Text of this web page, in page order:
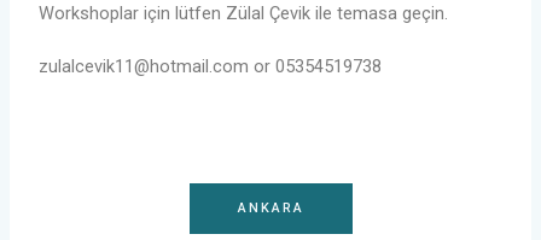
Workshoplar içinlütfen Zülal Çevik ile temasa geçin.
zulalcevik11@hotmail.com or 05354519738
ANKARA